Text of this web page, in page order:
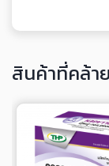
สินค้าที่คล้า